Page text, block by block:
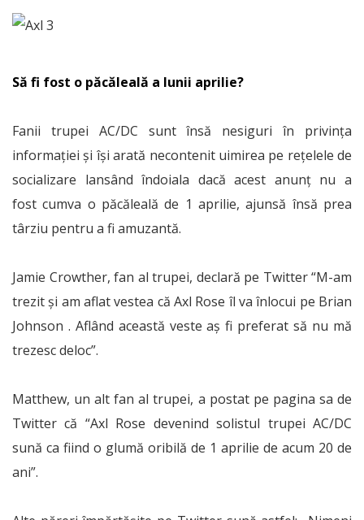
Să fi fost o păcăleală a lunii aprilie?
Fanii trupei AC/DC sunt însă nesiguri în privința
informației și își arată necontenit uimirea pe rețelele de
socializare lansând îndoiala dacă acest anunț nu a
fost cumva o păcăleală de 1 aprilie, ajunsă însă prea
târziu pentru a fi amuzantă.
Jamie Crowther, fan al trupei, declară pe Twitter “M-am
trezit și am aflat vestea că Axl Rose îl va înlocui pe Brian
Johnson . Aflând această veste aș fi preferat să nu mă
trezesc deloc”.
Matthew, un alt fan al trupei, a postat pe pagina sa de
Twitter că “Axl Rose devenind solistul trupei AC/DC
sună ca fiind o glumă oribilă de 1 aprilie de acum 20 de
ani”.